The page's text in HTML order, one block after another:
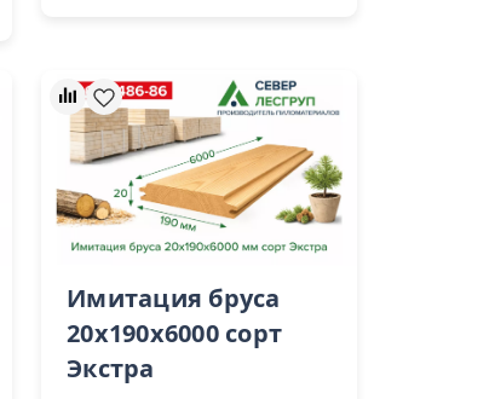
Имитация бруса
20x190x6000 сорт
Экстра